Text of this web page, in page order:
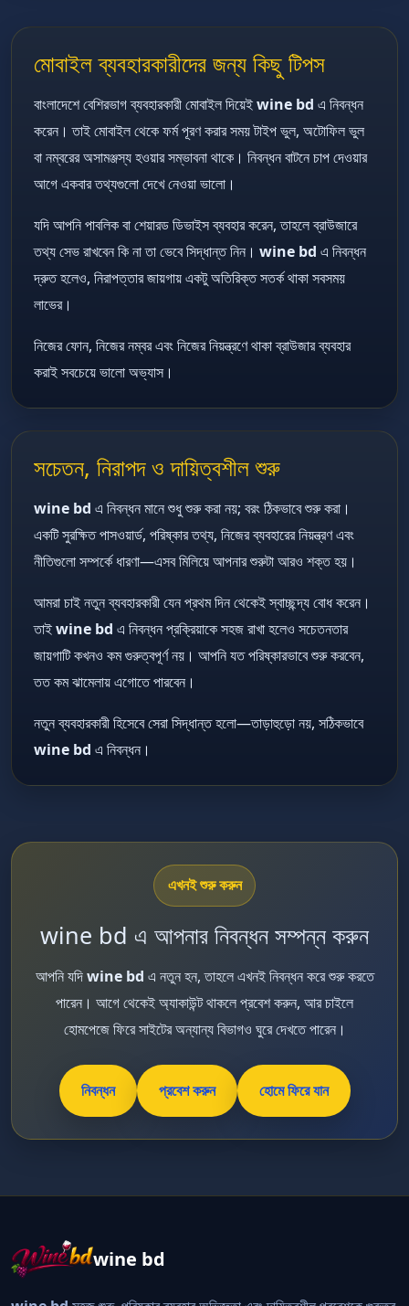
মোবাইল ব্যবহারকারীদের জন্য কিছু টিপস
বাংলাদেশে বেশিরভাগ ব্যবহারকারী মোবাইল দিয়েইwine bd এ নিবন্ধন
করেন। তাই মোবাইল থেকে ফর্ম পূরণ করার সময় টাইপ ভুল, অটোফিল ভুল
বা নম্বরের অসামঞ্জস্য হওয়ার সম্ভাবনা থাকে। নিবন্ধন বাটনে চাপ দেওয়ার
আগে একবার তথ্যগুলো দেখে নেওয়া ভালো।
যদি আপনি পাবলিক বা শেয়ারড ডিভাইস ব্যবহার করেন, তাহলে ব্রাউজারে
তথ্য সেভ রাখবেন কি না তা ভেবে সিদ্ধান্ত নিন। wine bd এ নিবন্ধন
দ্রুত হলেও, নিরাপত্তার জায়গায় একটু অতিরিক্ত সতর্ক থাকা সবসময়
লাভের।
নিজের ফোন, নিজের নম্বর এবং নিজের নিয়ন্ত্রণে থাকা ব্রাউজার ব্যবহার
করাই সবচেয়ে ভালো অভ্যাস।
সচেতন, নিরাপদ ও দায়িত্বশীল শুরু
wine bd এ নিবন্ধন মানে শুধু শুরু করা নয়; বরং ঠিকভাবে শুরু করা।
একটি সুরক্ষিত পাসওয়ার্ড, পরিষ্কার তথ্য, নিজের ব্যবহারের নিয়ন্ত্রণ এবং
নীতিগুলো সম্পর্কে ধারণা—এসব মিলিয়ে আপনার শুরুটা আরও শক্ত হয়।
আমরা চাই নতুন ব্যবহারকারী যেন প্রথম দিন থেকেই স্বাচ্ছন্দ্য বোধ করেন।
তাইwine bd এ নিবন্ধন প্রক্রিয়াকে সহজ রাখা হলেও সচেতনতার
জায়গাটি কখনও কম গুরুত্বপূর্ণ নয়। আপনি যত পরিষ্কারভাবে শুরু করবেন,
তত কম ঝামেলায় এগোতে পারবেন।
নতুন ব্যবহারকারী হিসেবে সেরা সিদ্ধান্ত হলো—তাড়াহুড়ো নয়, সঠিকভাবে
wine bd এ নিবন্ধন।
এখনই শুরু করুন
wine bd এ আপনার নিবন্ধন সম্পন্ন করুন
আপনি যদিwine bd এ নতুন হন, তাহলে এখনই নিবন্ধন করে শুরু করতে
পারেন। আগে থেকেই অ্যাকাউন্ট থাকলে প্রবেশ করুন, আর চাইলে
হোমপেজে ফিরে সাইটের অন্যান্য বিভাগও ঘুরে দেখতে পারেন।
নিবন্ধন প্রবেশ করুন হোমে ফিরে যান
wine bd